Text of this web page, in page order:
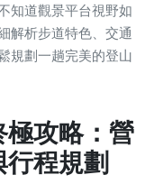
知道觀景平台視野如
解析步道特色、交通
規劃一趟完美的登山
極攻略：營
程規劃